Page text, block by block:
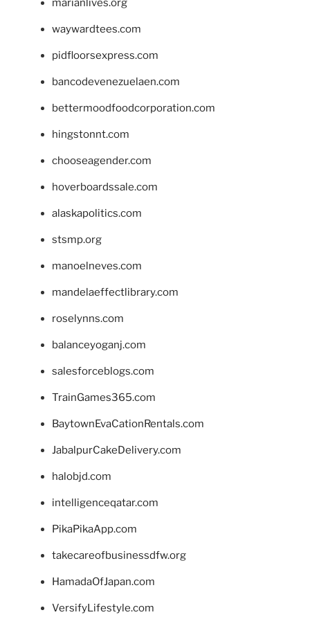
marianlives.org
waywardtees.com
pidfloorsexpress.com
bancodevenezuelaen.com
bettermoodfoodcorporation.com
hingstonnt.com
chooseagender.com
hoverboardssale.com
alaskapolitics.com
stsmp.org
manoelneves.com
mandelaeffectlibrary.com
roselynns.com
balanceyoganj.com
salesforceblogs.com
TrainGames365.com
BaytownEvaCationRentals.com
JabalpurCakeDelivery.com
halobjd.com
intelligenceqatar.com
PikaPikaApp.com
takecareofbusinessdfw.org
HamadaOfJapan.com
VersifyLifestyle.com